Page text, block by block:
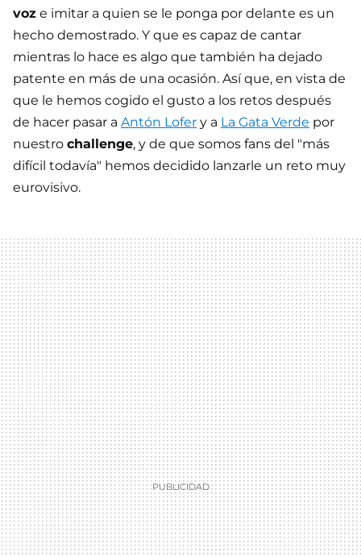
voz e imitar a quien se le ponga por delante es un
hecho demostrado. Y que es capaz de cantar
mientras lo hace es algo que también ha dejado
patente en más de una ocasión. Así que, en vista de
que le hemos cogido el gusto a los retos después
de hacer pasar a Antón Lofer y a La Gata Verde por
nuestro challenge, y de que somos fans del "más
difícil todavía" hemos decidido lanzarle un reto muy
eurovisivo.